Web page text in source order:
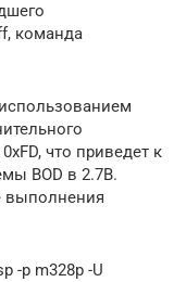
команда
что приведет к
BOD в 2.7В.
выполнения
-p m328p -U